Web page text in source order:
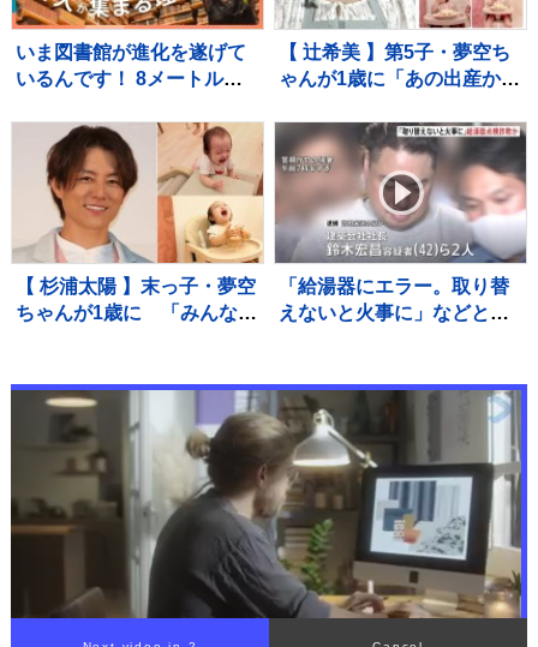
いま図書館が進化を遂げて
いるんです！ 8メートルの
ー、音楽スタジオまで！ 図
書館の専門家が厳選した進
化系図書館ベスト7をご紹
介！
【 辻希美 】第5子・夢空ち
ゃんが1歳に「あの出産から
す」 手や口元がクリーム
だらけでケーキ頬張る姿も
【 杉浦太陽 】末っ子・夢空
ちゃんが1歳に 「みんなに
「給湯器にエラー。取り替
えないと火事に」などとウ
うとしたか 建築会社社長の
男ら2人逮捕 東京・足立区